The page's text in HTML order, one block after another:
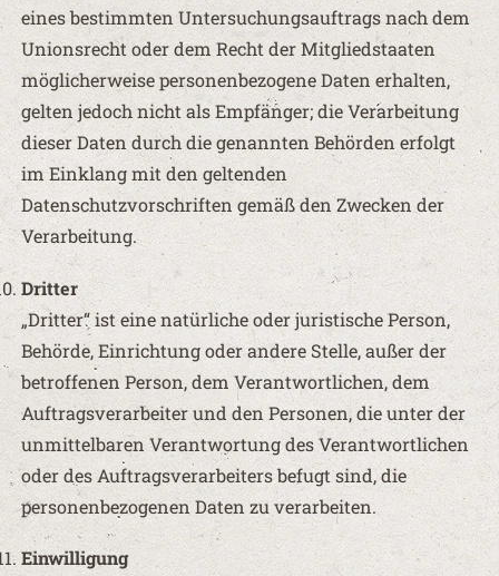
eines bestimmten Untersuchungsauftrags nach dem
Unionsrecht oder dem Recht der Mitgliedstaaten
möglicherweise personenbezogene Daten erhalten,
gelten jedoch nicht als Empfänger; die Verarbeitung
dieser Daten durch die genannten Behörden erfolgt
im Einklang mit den geltenden
Datenschutzvorschriften gemäß den Zwecken der
Verarbeitung.
Dritter
„Dritter“ ist eine natürliche oder juristische Person,
Behörde, Einrichtung oder andere Stelle, außer der
betroffenen Person, dem Verantwortlichen, dem
Auftragsverarbeiter und den Personen, die unter der
unmittelbaren Verantwortung des Verantwortlichen
oder des Auftragsverarbeiters befugt sind, die
personenbezogenen Daten zu verarbeiten.
Einwilligung